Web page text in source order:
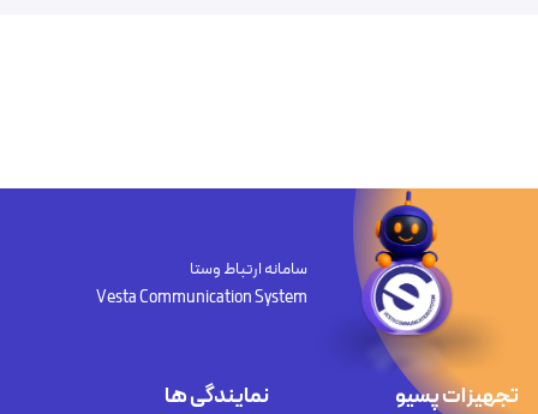
سامانه ارتباط وستا
Vesta Communication System
تجهیزات پسیو نمایندگی ها